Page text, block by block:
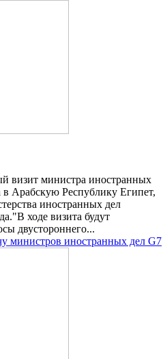
визит министра иностранных
Арабскую Республику Египет,
иностранных дел
ходе визита будут
двустороннего...
министров иностранных дел G7